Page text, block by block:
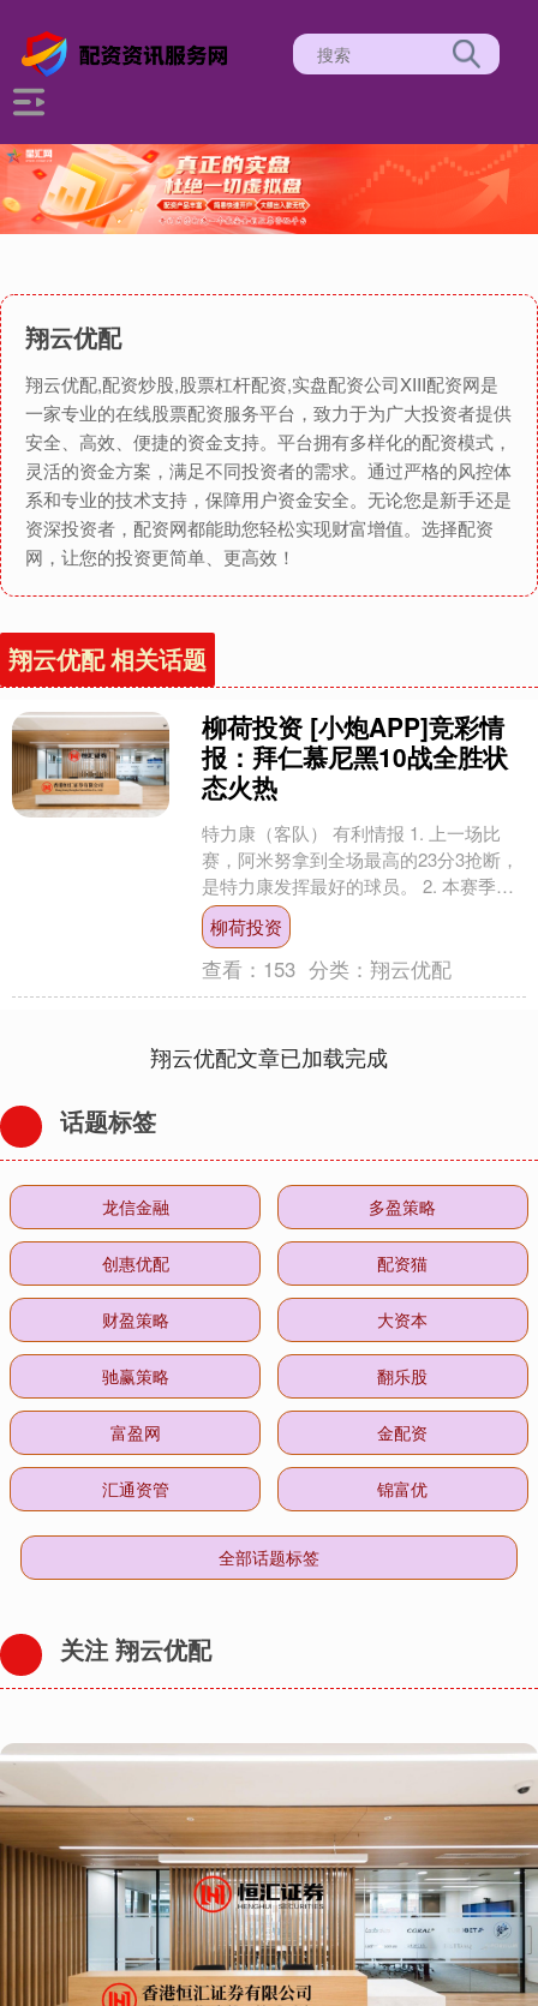
翔云优配
翔云优配,配资炒股,股票杠杆配资,实盘配资公司XIII‌配资网是
一家专业的在线股票配资服务平台，致力于为广大投资者提供
安全、高效、便捷的资金支持。平台拥有多样化的配资模式，
灵活的资金方案，满足不同投资者的需求。通过严格的风控体
系和专业的技术支持，保障用户资金安全。无论您是新手还是
资深投资者，配资网都能助您轻松实现财富增值。选择配资
网，让您的投资更简单、更高效！
翔云优配 相关话题
柳荷投资 [小炮APP]竞彩情
报：拜仁慕尼黑10战全胜状
态火热
特力康（客队） 有利情报 1. 上一场比
赛，阿米努拿到全场最高的23分3抢断，
是特力康发挥最好的球员。 2. 本赛季德
篮甲，特力康非常善于在进攻端制造杀
伤，球队....
柳荷投资
查看： 153 分类：翔云优配
翔云优配文章已加载完成
话题标签
龙信金融 多盈策略
创惠优配 配资猫
财盈策略 大资本
驰赢策略 翻乐股
富盈网 金配资
汇通资管 锦富优
全部话题标签
关注 翔云优配